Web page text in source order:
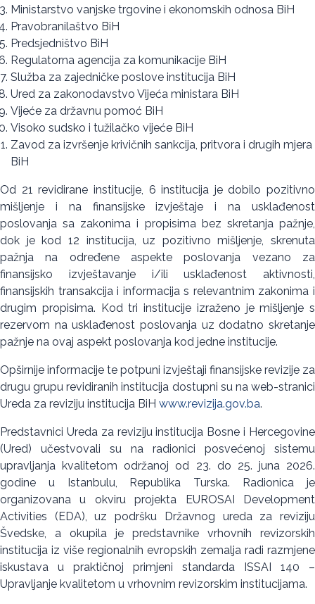
Ministarstvo vanjske trgovine i ekonomskih odnosa BiH
Pravobranilaštvo BiH
Predsjedništvo BiH
Regulatorna agencija za komunikacije BiH
Služba za zajedničke poslove institucija BiH
Ured za zakonodavstvo Vijeća ministara BiH
Vijeće za državnu pomoć BiH
Visoko sudsko i tužilačko vijeće BiH
Zavod za izvršenje krivičnih sankcija, pritvora i drugih mjera
BiH
Od 21 revidirane institucije, 6 institucija je dobilo pozitivno
mišljenje i na finansijske izvještaje i na usklađenost
poslovanja sa zakonima i propisima bez skretanja pažnje,
dok je kod 12 institucija, uz pozitivno mišljenje, skrenuta
pažnja na određene aspekte poslovanja vezano za
finansijsko izvještavanje i/ili usklađenost aktivnosti,
finansijskih transakcija i informacija s relevantnim zakonima i
drugim propisima. Kod tri institucije izraženo je mišljenje s
rezervom na usklađenost poslovanja uz dodatno skretanje
pažnje na ovaj aspekt poslovanja kod jedne institucije.
Opširnije informacije te potpuni izvještaji finansijske revizije za
drugu grupu revidiranih institucija dostupni su na web-stranici
Ureda za reviziju institucija BiH www.revizija.gov.ba.
Predstavnici Ureda za reviziju institucija Bosne i Hercegovine
(Ured) učestvovali su na radionici posvećenoj sistemu
upravljanja kvalitetom održanoj od 23. do 25. juna 2026.
godine u Istanbulu, Republika Turska. Radionica je
organizovana u okviru projekta EUROSAI Development
Activities (EDA), uz podršku Državnog ureda za reviziju
Švedske, a okupila je predstavnike vrhovnih revizorskih
institucija iz više regionalnih evropskih zemalja radi razmjene
iskustava u praktičnoj primjeni standarda ISSAI 140 –
Upravljanje kvalitetom u vrhovnim revizorskim institucijama.